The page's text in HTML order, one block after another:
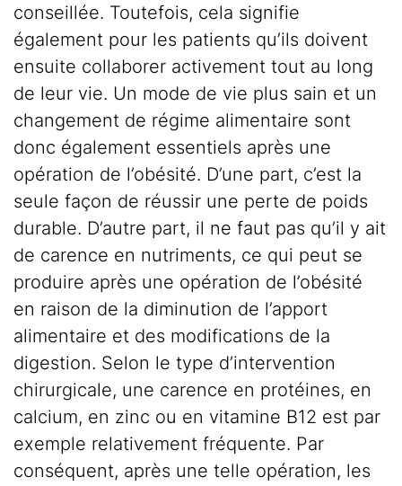
conseillée. Toutefois, cela signifie
également pour les patients qu’ils doivent
ensuite collaborer activement tout au long
de leur vie. Un mode de vie plus sain et un
changement de régime alimentaire sont
donc également essentiels après une
opération de l’obésité. D’une part, c’est la
seule façon de réussir une perte de poids
durable. D’autre part, il ne faut pas qu’il y ait
de carence en nutriments, ce qui peut se
produire après une opération de l’obésité
en raison de la diminution de l’apport
alimentaire et des modifications de la
digestion. Selon le type d’intervention
chirurgicale, une carence en protéines, en
calcium, en zinc ou en vitamine B12 est par
exemple relativement fréquente. Par
conséquent, après une telle opération, les